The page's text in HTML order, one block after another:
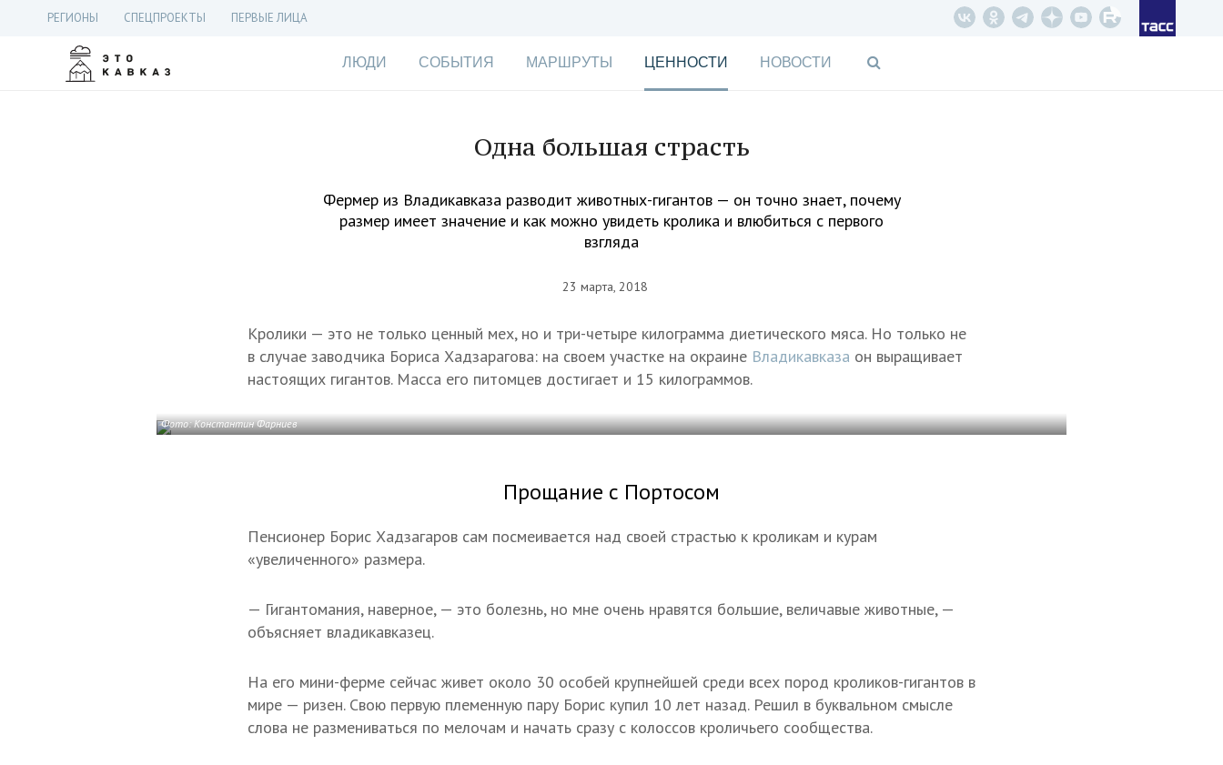
РЕГИОНЫ СПЕЦПРОЕКТЫ ПЕРВЫЕ ЛИЦА
ЛЮДИ СОБЫТИЯ МАРШРУТЫ ЦЕННОСТИ НОВОСТИ
Одна большая страсть
Фермер из Владикавказа разводит животных-гигантов — он точно знает, почему
размер имеет значение и как можно увидеть кролика и влюбиться с первого
взгляда
23 марта, 2018
Кролики — это не только ценный мех, но и три-четыре килограмма диетического мяса. Но только не
в случае заводчика Бориса Хадзарагова: на своем участке на окраине Владикавказа он выращивает
настоящих гигантов. Масса его питомцев достигает и 15 килограммов.
Фото: Константин Фарниев
Прощание с Портосом
Пенсионер Борис Хадзагаров сам посмеивается над своей страстью к кроликам и курам
«увеличенного» размера.
— Гигантомания, наверное, — это болезнь, но мне очень нравятся большие, величавые животные, —
объясняет владикавказец.
На его мини-ферме сейчас живет около 30 особей крупнейшей среди всех пород кроликов-гигантов в
мире — ризен. Свою первую племенную пару Борис купил 10 лет назад. Решил в буквальном смысле
слова не размениваться по мелочам и начать сразу с колоссов кроличьего сообщества.